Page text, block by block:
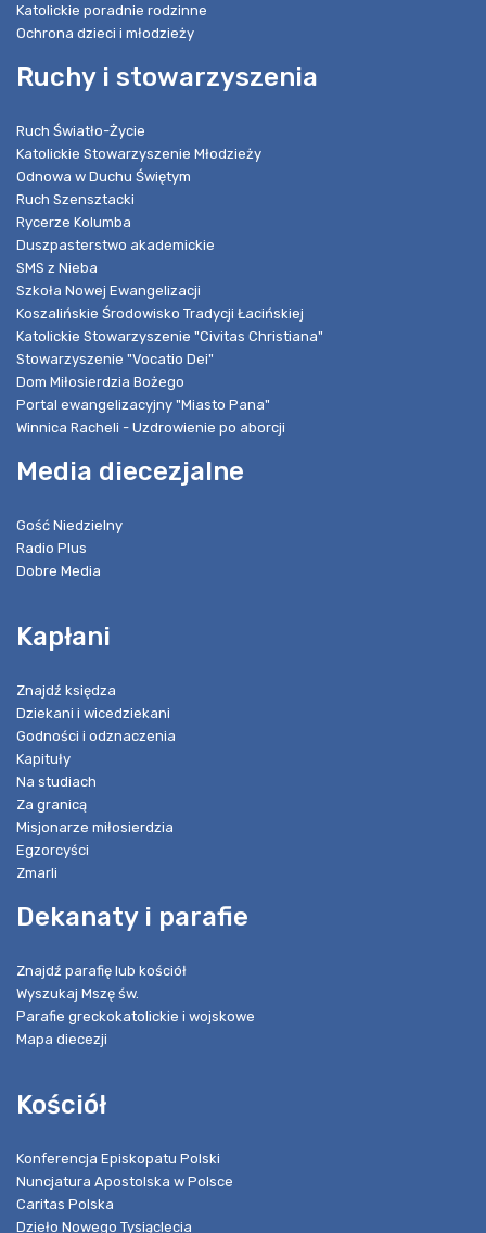
Katolickie poradnie rodzinne
Ochrona dzieci i młodzieży
Ruchy i stowarzyszenia
Ruch Światło-Życie
Katolickie Stowarzyszenie Młodzieży
Odnowa w Duchu Świętym
Ruch Szensztacki
Rycerze Kolumba
Duszpasterstwo akademickie
SMS z Nieba
Szkoła Nowej Ewangelizacji
Koszalińskie Środowisko Tradycji Łacińskiej
Katolickie Stowarzyszenie "Civitas Christiana"
Stowarzyszenie "Vocatio Dei"
Dom Miłosierdzia Bożego
Portal ewangelizacyjny "Miasto Pana"
Winnica Racheli - Uzdrowienie po aborcji
Media diecezjalne
Gość Niedzielny
Radio Plus
Dobre Media
Kapłani
Znajdź księdza
Dziekani i wicedziekani
Godności i odznaczenia
Kapituły
Na studiach
Za granicą
Misjonarze miłosierdzia
Egzorcyści
Zmarli
Dekanaty i parafie
Znajdź parafię lub kościół
Wyszukaj Mszę św.
Parafie greckokatolickie i wojskowe
Mapa diecezji
Kościół
Konferencja Episkopatu Polski
Nuncjatura Apostolska w Polsce
Caritas Polska
Dzieło Nowego Tysiąclecia